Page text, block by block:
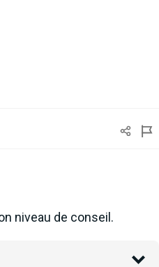
niveau de conseil.